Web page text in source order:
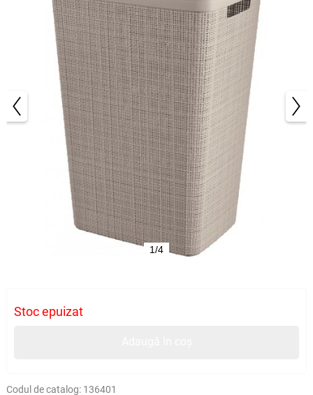
1/4
Stoc epuizat
Codul de catalog: 136401